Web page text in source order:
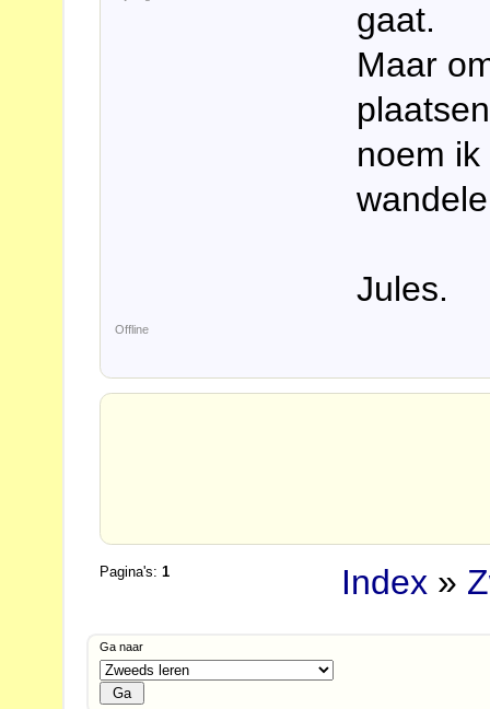
gaat.
Maar
noem
Jules.
Offline
Pagina's:1 Index »
Ga naar